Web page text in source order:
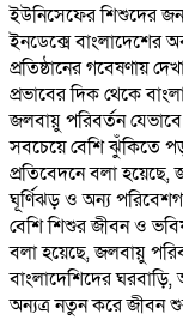
ইউনিসেফের শিশুদের
ইনডেক্সে বাংলাদেশের
প্রতিষ্ঠানের গবেষণায়
প্রভাবের দিক থেকে
জলবায়ু পরিবর্তন
সবচেয়ে বেশি ঝুঁকিতে
প্রতিবেদনে বলা হয়েছে,
ঘূর্ণিঝড় ও অন্য
বেশি শিশুর জীবন ও
বলা হয়েছে, জলবায়ু
বাংলাদেশিদের
অন্যত্র নতুন করে জীবন